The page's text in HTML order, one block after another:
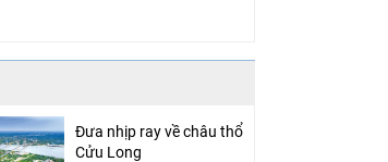
Đưa nhịp ray về châu thổ
Cửu Long